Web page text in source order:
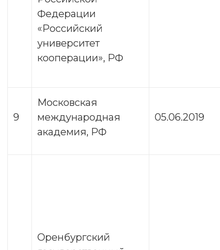
Федерации
«Российский
университет
кооперации», РФ
9
Московская
международная
академия, РФ
05.06.2019
Оренбургский